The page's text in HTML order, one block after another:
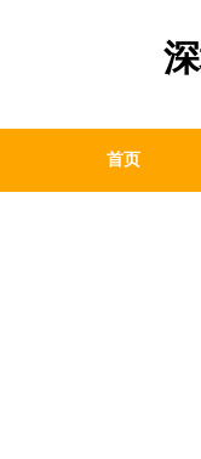
首页